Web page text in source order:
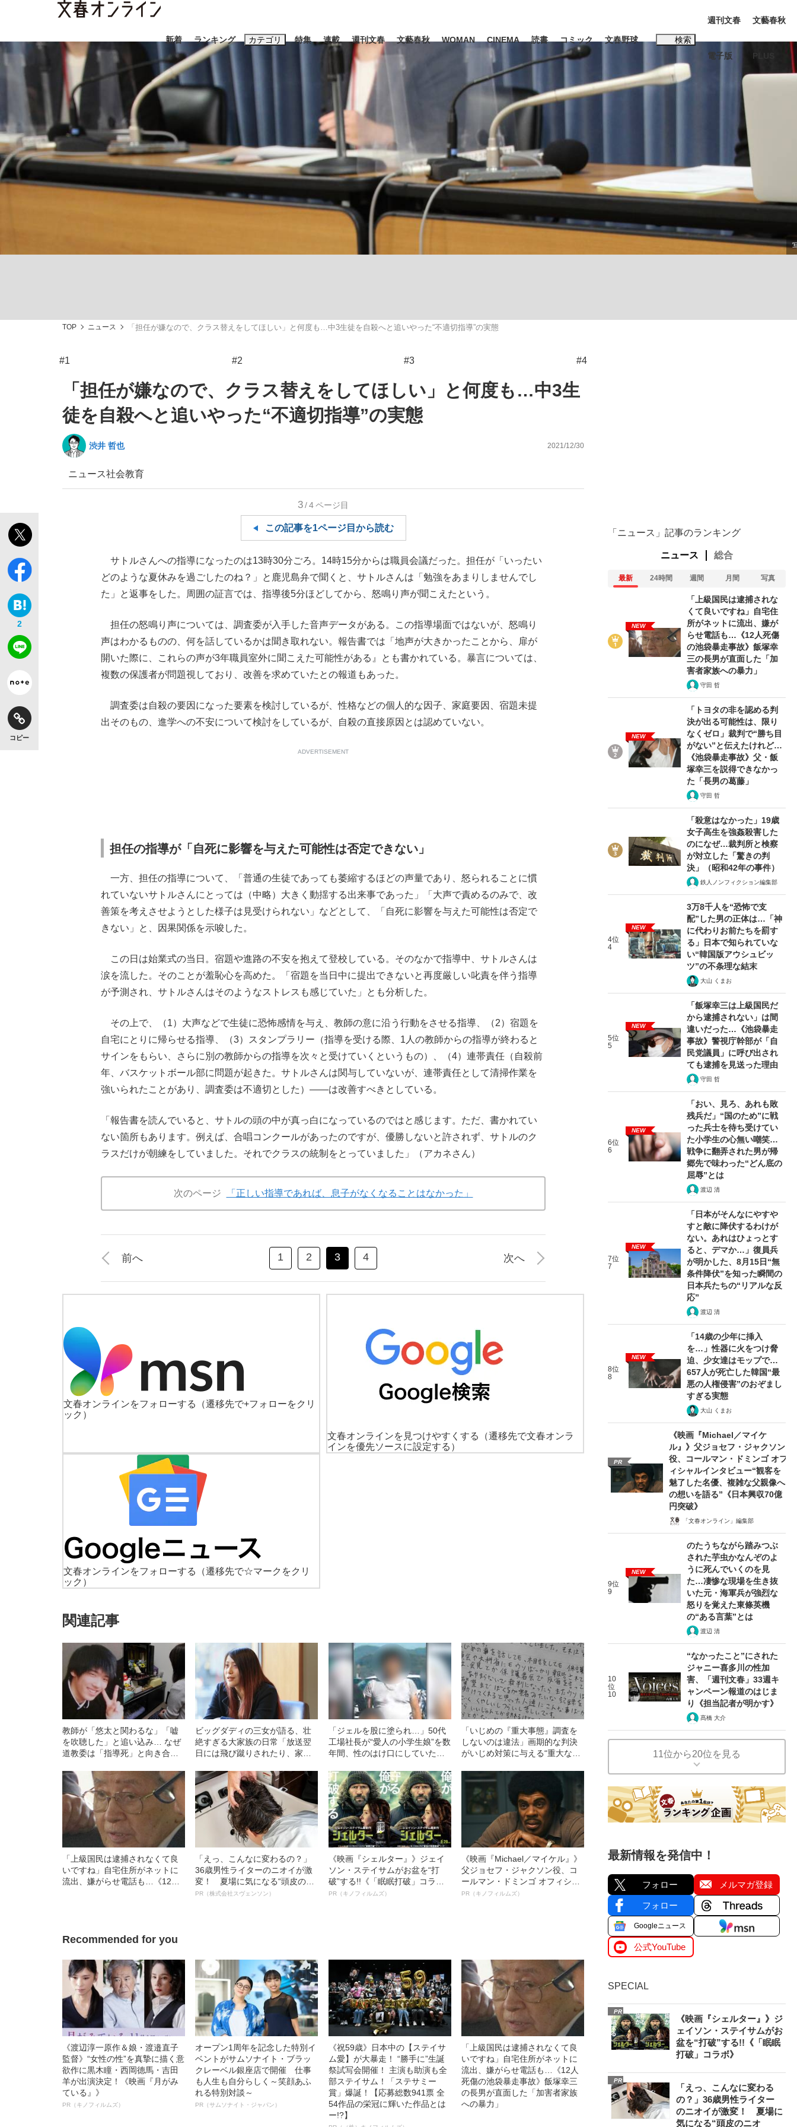
新着 ランキング カテゴリ
スクープ ライフ
「90%は失敗する。でも…」本田圭佑が初めて明かした日本代表監督に... 「最悪の空気のまま解散」WBC日本代表“敗戦”の真実 選手が明かす...
「目標達成できなかったからと言って…」サッカー日本代表・森保一監督...
特集
私のあのとき、私のいま
もっと見る
連載 週刊文春 文藝春秋 WOMAN CINEMA 読書 コミック 文春野球 検索
キーワード入力
おすすめのキーワードタグ一覧
#藤田晋 #三山凌輝 #高市早苗 #後藤真希 #森岡毅 #城彰二 #内田有紀
#松田聖子
#玉木雄一郎
#亀和田武
週刊文春
電子版
文藝春秋
PLUS
TOP ニュース 「担任が嫌なので、クラス替えをしてほしい」と何度も…中3生徒を自殺へと追いやった“不適切指導”の実態
#1 #2 #3 #4
「担任が嫌なので、クラス替えをしてほしい」と何度も…中3生
徒を自殺へと追いやった“不適切指導”の実態
渋井 哲也 2021/12/30
ニュース社会教育
2
コピー
3/4ページ目
この記事を1ページ目から読む
サトルさんへの指導になったのは13時30分ごろ。14時15分からは職員会議だった。担任が「いったい
どのような夏休みを過ごしたのね？」と鹿児島弁で聞くと、サトルさんは「勉強をあまりしませんでし
た」と返事をした。周囲の証言では、指導後5分ほどしてから、怒鳴り声が聞こえたという。
担任の怒鳴り声については、調査委が入手した音声データがある。この指導場面ではないが、怒鳴り
声はわかるものの、何を話しているかは聞き取れない。報告書では「地声が大きかったことから、扉が
開いた際に、これらの声が3年職員室外に聞こえた可能性がある』とも書かれている。暴言については、
複数の保護者が問題視しており、改善を求めていたとの報道もあった。
調査委は自殺の要因になった要素を検討しているが、性格などの個人的な因子、家庭要因、宿題未提
出そのもの、進学への不安について検討をしているが、自殺の直接原因とは認めていない。
ADVERTISEMENT
担任の指導が「自死に影響を与えた可能性は否定できない」
一方、担任の指導について、「普通の生徒であっても萎縮するほどの声量であり、怒られることに慣
れていないサトルさんにとっては（中略）大きく動揺する出来事であった」「大声で責めるのみで、改
善策を考えさせようとした様子は見受けられない」などとして、「自死に影響を与えた可能性は否定で
きない」と、因果関係を示唆した。
この日は始業式の当日。宿題や進路の不安を抱えて登校している。そのなかで指導中、サトルさんは
涙を流した。そのことが羞恥心を高めた。「宿題を当日中に提出できないと再度厳しい叱責を伴う指導
が予測され、サトルさんはそのようなストレスも感じていた」とも分析した。
その上で、（1）大声などで生徒に恐怖感情を与え、教師の意に沿う行動をさせる指導、（2）宿題を
自宅にとりに帰らせる指導、（3）スタンプラリー（指導を受ける際、1人の教師からの指導が終わると
サインをもらい、さらに別の教師からの指導を次々と受けていくというもの）、（4）連帯責任（自殺前
年、バスケットボール部に問題が起きた。サトルさんは関与していないが、連帯責任として清掃作業を
強いられたことがあり、調査委は不適切とした）――は改善すべきとしている。
「報告書を読んでいると、サトルの頭の中が真っ白になっているのではと感じます。ただ、書かれてい
ない箇所もあります。例えば、合唱コンクールがあったのですが、優勝しないと許されず、サトルのク
ラスだけが朝練をしていました。それでクラスの統制をとっていました」（アカネさん）
次のページ 「正しい指導であれば、息子がなくなることはなかった」
前へ 1 2 3 4 次へ
文春オンラインをフォローする
（遷移先で+フォローをクリ
ック）
文春オンラインを見つけやすくする
（遷移先で文春オンラ
インを優先ソースに設定する）
文春オンラインをフォローする
（遷移先で☆マークをクリ
ック）
関連記事
教師が「悠太と関わるな」「嘘
を吹聴した」と追い込み… なぜ
道教委は「指導死」と向き合わ
ビッグダディの三女が語る、壮
絶すぎる大家族の日常「放送翌
日には飛び蹴りされたり、家に
も」
「ジェルを股に塗られ…」50代
工場社長が“愛人の小学生娘”を数
年間、性のはけ口にしていた卑
性交》
「いじめの『重大事態』調査を
しないのは違法」画期的な判決
がいじめ対策に与える“重大な影
「上級国民は逮捕されなくて良
いですね」自宅住所がネットに
流出、嫌がらせ電話も…《12人
「えっ、こんなに変わるの？」
36歳男性ライターのニオイが激
変！ 夏場に気になる“頭皮のニ
オイ”や“ベタつき”を解消す
PR（株式会社スヴェンソン）
《映画『シェルター』》ジェイ
ソン・ステイサムがお盆を“打
破”する!!《「眠眠打破」コラ
ボ》
PR（キノフィルムズ）
《映画『Michael／マイケル』》
父ジョセフ・ジャクソン役、コ
ールマン・ドミンゴ オフィシャ
ルインタビュー“観客を魅了した
PR（キノフィルムズ）
Recommended for you
《渡辺淳一原作＆娘・渡邉直子
監督》“女性の性”を真摯に描く意
欲作に黒木瞳・西岡德馬・吉田
羊が出演決定！《映画『月がみ
ている』》
PR（キノフィルムズ）
オープン1周年を記念した特別イ
ベントがサムソナイト・ブラッ
クレーベル銀座店で開催 仕事
も人生も自分らしく～笑顔あふ
れる特別対談～
PR（サムソナイト・ジャパン）
《祝59歳》日本中の【ステイサ
ム愛】が大暴走！ “勝手に”生誕
祭試写会開催！ 主演も助演も全
部ステイサム！「ステサミー
賞」爆誕！【応募総数941票 全
54作品の栄冠に輝いた作品とは
ー!?】
「上級国民は逮捕されなくて良
いですね」自宅住所がネットに
流出、嫌がらせ電話も…《12人
死傷の池袋暴走事故》飯塚幸三
の長男が直面した「加害者家族
への暴力」
「ニュース」記事のランキング
ニュース 総合
最新 24時間 週間 月間 写真
NEW
「上級国民は逮捕されな
くて良いですね」自宅住
所がネットに流出、嫌が
らせ電話も…《12人死傷
の池袋暴走事故》飯塚幸
三の長男が直面した「加
害者家族への暴力」
守田 哲
NEW
「トヨタの非を認める判
決が出る可能性は、限り
なくゼロ」裁判で“勝ち目
がない”と伝えたけれど…
《池袋暴走事故》父・飯
塚幸三を説得できなかっ
た「長男の葛藤」
守田 哲
「殺意はなかった」19歳
女子高生を強姦殺害した
のになぜ…裁判所と検察
が対立した「驚きの判
決」（昭和42年の事件）
鉄人ノンフィクション編集部
4位
4
NEW
3万8千人を“恐怖で支
配”した男の正体は…「神
に代わりお前たちを罰す
る」日本で知られていな
い“韓国版アウシュビッ
ツ”の不条理な結末
大山 くまお
5位
5
NEW
「飯塚幸三は上級国民だ
から逮捕されない」は間
違いだった…《池袋暴走
事故》警視庁幹部が「自
民党議員」に呼び出され
ても逮捕を見送った理由
守田 哲
6位
6
NEW
「おい、見ろ、あれも敗
残兵だ」“国のため”に戦
った兵士を待ち受けてい
た小学生の心無い嘲笑…
戦争に翻弄された男が帰
郷先で味わった“どん底の
屈辱”とは
渡辺 清
7位
7
NEW
「日本がそんなにやすや
すと敵に降伏するわけが
ない。あれはひょっとす
ると、デマか…」復員兵
が明かした、8月15日“無
条件降伏”を知った瞬間の
日本兵たちの“リアルな反
応”
渡辺 清
8位
8
NEW
「14歳の少年に挿入
を…」性器に火をつけ脅
迫、少女達はモップで…
657人が死亡した韓国“最
悪の人権侵害”のおぞまし
すぎる実態
大山 くまお
PR
《映画『Michael／マイケ
ル』》父ジョセフ・ジャクソン
役、コールマン・ドミンゴ オフ
ィシャルインタビュー“観客を
魅了した名優、複雑な父親像へ
の想いを語る”《日本興収70億
円突破》
「文春オンライン」編集部
9位
9
NEW
のたうちながら踏みつぶ
された芋虫かなんぞのよ
うに死んでいくのを見
た…凄惨な現場を生き抜
いた元・海軍兵が強烈な
怒りを覚えた東條英機
の“ある言葉”とは
渡辺 清
10
位
10
“なかったこと”にされた
ジャニー喜多川の性加
害、「週刊文春」33週キ
ャンペーン報道のはじま
り《担当記者が明かす》
髙橋 大介
11位から20位を見る
最新情報を発信中！
フォロー メルマガ登録
フォロー
Googleニュース
公式YouTube
SPECIAL
PR
《映画『シェルター』》ジ
ェイソン・ステイサムがお
盆を“打破”する!!《「眠眠
打破」コラボ》
PR
「えっ、こんなに変わる
の？」36歳男性ライター
のニオイが激変！ 夏場に
気になる“頭皮のニオ